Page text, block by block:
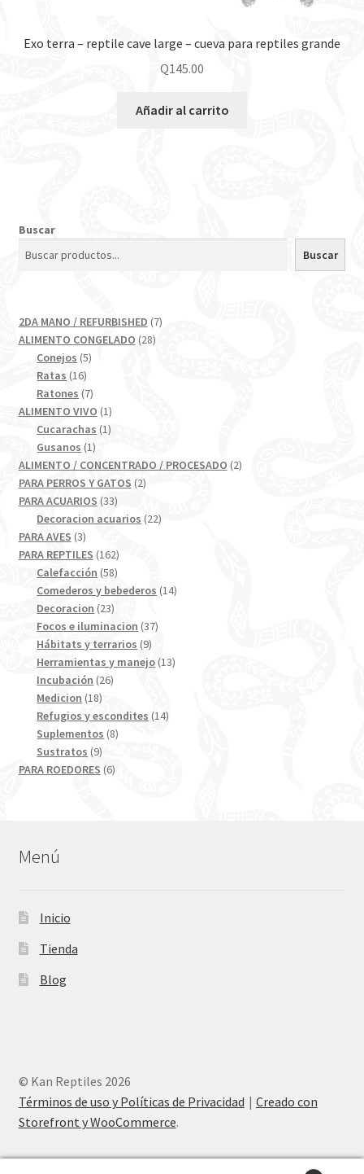
Exo terra – reptile cave large – cueva para reptiles grande
Q145.00
Añadir al carrito
Buscar
Buscar
2DA MANO / REFURBISHED 77
ALIMENTO CONGELADO 2828
Conejos 55
Ratas 1616
productos
Ratones 77
productos
ALIMENTO VIVO 11
producto
Cucarachas 11
Gusanos 11
producto
ALIMENTO / CONCENTRADO / PROCESADO 22
PARA PERROS Y GATOS 22
PARA ACUARIOS 3333
productos
Decoracion acuarios 2222
PARA AVES 33
productos
PARA REPTILES 162162
productos
Calefacción 5858
productos
Comederos y bebederos 1414
Decoracion 2323
productos
Focos e iluminacion 3737
Hábitats y terrarios 99
productos
Herramientas y manejo 1313
Incubación 2626
Medicion 1818
productos
Refugios y escondites 1414
Suplementos 88
Sustratos 99
productos
PARA ROEDORES 66
Menú
Inicio
Tienda
Blog
© Kan Reptiles 2026
Términos de uso y Políticas de Privacidad
Creado con
Storefront y WooCommerce.